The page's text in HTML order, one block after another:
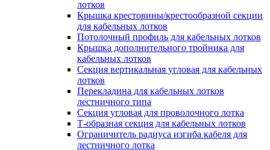
лотков
Крышка крестовины/крестообразной секции
для кабельных лотков
Потолочный профиль для кабельных лотков
Крышка дополнительного тройника для
кабельных лотков
Секция вертикальная угловая для кабельных
лотков
Перекладина для кабельных лотков
лестничного типа
Секция угловая для проволочного лотка
Т-образная секция для кабельных лотков
Ограничитель радиуса изгиба кабеля для
лестничного лотка